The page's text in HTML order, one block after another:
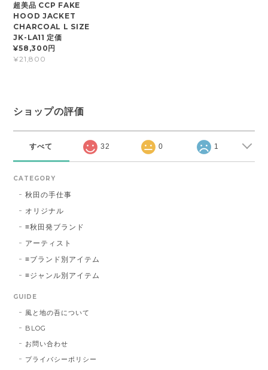
超美品 CCP FAKE
HOOD JACKET
CHARCOAL L SIZE
JK-LA11 定価
¥58,300円
¥21,800
ショップの評価
すべて 32 0 1
CATEGORY
秋田の手仕事
オリジナル
≡秋田発ブランド
アーティスト
≡ブランド別アイテム
≡ジャンル別アイテム
GUIDE
風と地の吾について
BLOG
お問い合わせ
プライバシーポリシー